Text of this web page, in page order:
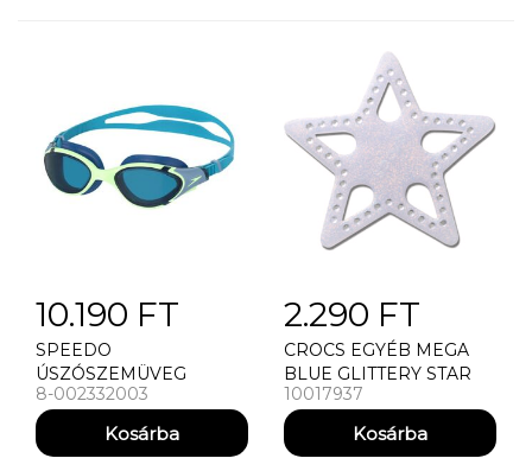
10.190 FT
SPEEDO
ÚSZÓSZEMÜVEG
BIOFUSE 2.0 GOG AU
8-002332003
2.290 FT
CROCS EGYÉB MEGA
BLUE GLITTERY STAR
10017937